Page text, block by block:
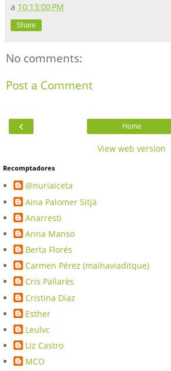
a 10:13:00 PM
Share
No comments:
Post a Comment
‹ Home
View web version
Recomptadores
@nuriaiceta
Aina Palomer Sitjà
Anarresti
Anna Manso
Berta Florés
Carmen Pérez (maihaviaditque)
Cris Pallarès
Cristina Díaz
Esther
Leulvc
Liz Castro
MCO